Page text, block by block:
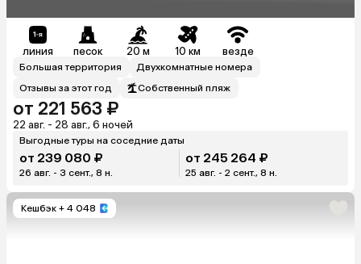
линия песок 20 м 10 км везде
Большая территория
Двухкомнатные номера
Отзывы за этот год
Собственный пляж
от 221 563 ₽
22 авг. - 28 авг., 6 ночей
Выгодные туры на соседние даты
от 239 080 ₽
26 авг. - 3 сент., 8 н.
от 245 264 ₽
25 авг. - 2 сент., 8 н.
Кешбэк + 4 048